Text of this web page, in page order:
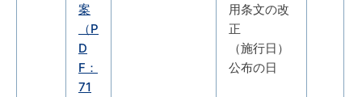
案
（P
D
F：
71
用条文の改
正
（施行日）
公布の日